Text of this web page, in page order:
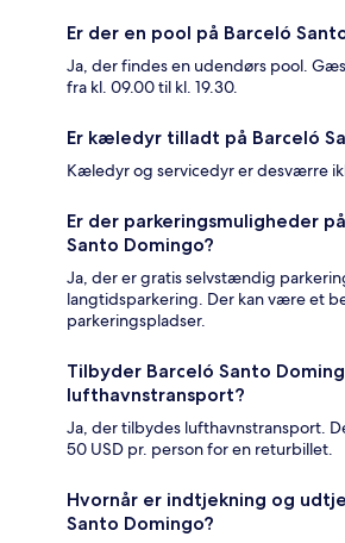
Er der en pool på Barceló
Ja, der findes en udendørs pool.
fra kl. 09.00 til kl. 19.30.
Er kæledyr tilladt på Barceló
Kæledyr og servicedyr er desværre
Er der parkeringsmuligheder
Santo Domingo?
Ja, der er gratis selvstændig
langtidsparkering. Der kan være et
parkeringspladser.
Tilbyder Barceló Santo
lufthavnstransport?
Ja, der tilbydes lufthavnstransport.
50 USD pr. person for en returbillet.
Hvornår er indtjekning og
Santo Domingo?